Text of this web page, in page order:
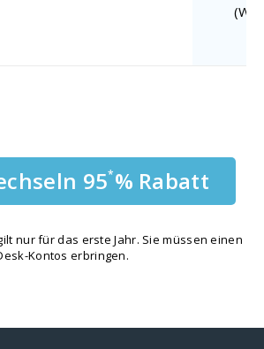
95*% Rabatt
nur für das erste Jahr. Sie müssen einen
Kontos erbringen.